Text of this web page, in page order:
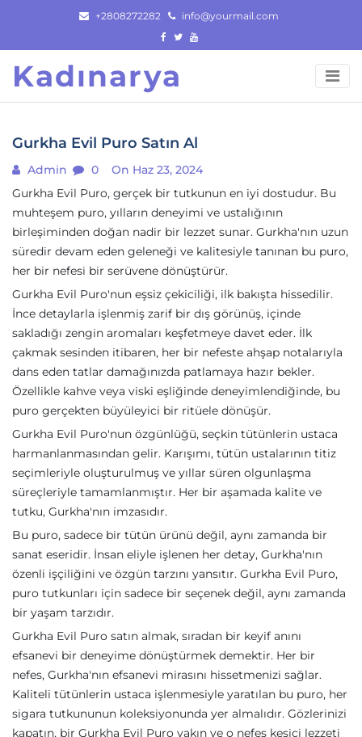
content
+2808272282 info@yourmail.com
Kadınarya
Gurkha Evil Puro Satın Al
Admin 0
On Haz 23, 2024
Gurkha Evil Puro, gerçek bir tutkunun en iyi dostudur. Bu
muhteşem puro, yılların deneyimi ve ustalığının
birleşiminden doğan nadir bir lezzet sunar. Gurkha'nın uzun
süredir devam eden geleneği ve kalitesiyle tanınan bu puro,
her bir nefesi bir serüvene dönüştürür.
Gurkha Evil Puro'nun eşsiz çekiciliği, ilk bakışta hissedilir.
İnce detaylarla işlenmiş zarif bir dış görünüş, içinde
sakladığı zengin aromaları keşfetmeye davet eder. İlk
çakmak sesinden itibaren, her bir nefeste ahşap notalarıyla
dans eden tatlar damağınızda patlamaya hazır bekler.
Özellikle kahve veya viski eşliğinde deneyimlendiğinde, bu
puro gerçekten büyüleyici bir ritüele dönüşür.
Gurkha Evil Puro'nun özgünlüğü, seçkin tütünlerin ustaca
harmanlanmasından gelir. Karışımı, tütün ustalarının titiz
seçimleriyle oluşturulmuş ve yıllar süren olgunlaşma
süreçleriyle tamamlanmıştır. Her bir aşamada kalite ve
tutku, Gurkha'nın imzasıdır.
Bu puro, sadece bir tütün ürünü değil, aynı zamanda bir
sanat eseridir. İnsan eliyle işlenen her detay, Gurkha'nın
özenli işçiliğini ve özgün tarzını yansıtır. Gurkha Evil Puro,
puro tutkunları için sadece bir seçenek değil, aynı zamanda
bir yaşam tarzıdır.
Gurkha Evil Puro satın almak, sıradan bir keyif anını
efsanevi bir deneyime dönüştürmek demektir. Her bir
nefes, Gurkha'nın efsanevi mirasını hissetmenizi sağlar.
Kaliteli tütünlerin ustaca işlenmesiyle yaratılan bu puro, her
sigara tutkununun koleksiyonunda yer almalıdır. Gözlerinizi
kapatın, bir Gurkha Evil Puro yakın ve o nefes kesici lezzeti